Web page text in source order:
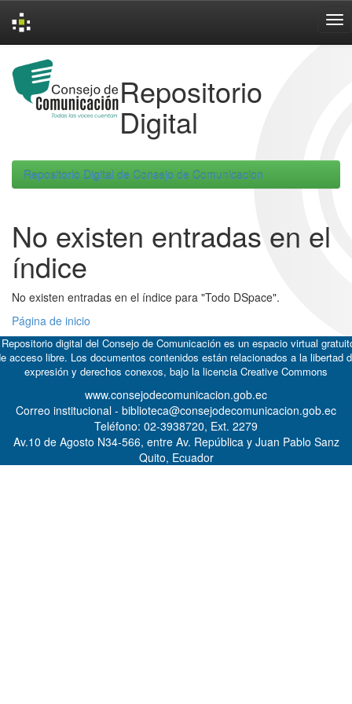
navigation
Repositorio
Digital
Repositorio Digital de Consejo de Comunicacion
No existen entradas en el
índice
No existen entradas en el índice para "Todo DSpace".
Página de inicio
digital del Consejo de Comunicación es un espacio virtual
acceso libre. Los documentos contenidos están relacionados a la libertad
expresión y derechos conexos, bajo la licencia Creative Commons
www.consejodecomunicacion.gob.ec
Correo institucional - biblioteca@consejodecomunicacion.gob.ec
Teléfono: 02-3938720, Ext. 2279
Av.10 de Agosto N34-566, entre Av. República y Juan Pablo Sanz
Quito, Ecuador